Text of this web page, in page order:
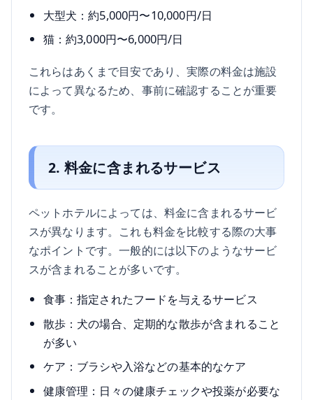
大型犬：約5,000円〜10,000円/日
猫：約3,000円〜6,000円/日
これらはあくまで目安であり、実際の料金は施設
によって異なるため、事前に確認することが重要
です。
2. 料金に含まれるサービス
ペットホテルによっては、料金に含まれるサービ
スが異なります。これも料金を比較する際の大事
なポイントです。一般的には以下のようなサービ
スが含まれることが多いです。
食事：指定されたフードを与えるサービス
散歩：犬の場合、定期的な散歩が含まれること
が多い
ケア：ブラシや入浴などの基本的なケア
健康管理：日々の健康チェックや投薬が必要な